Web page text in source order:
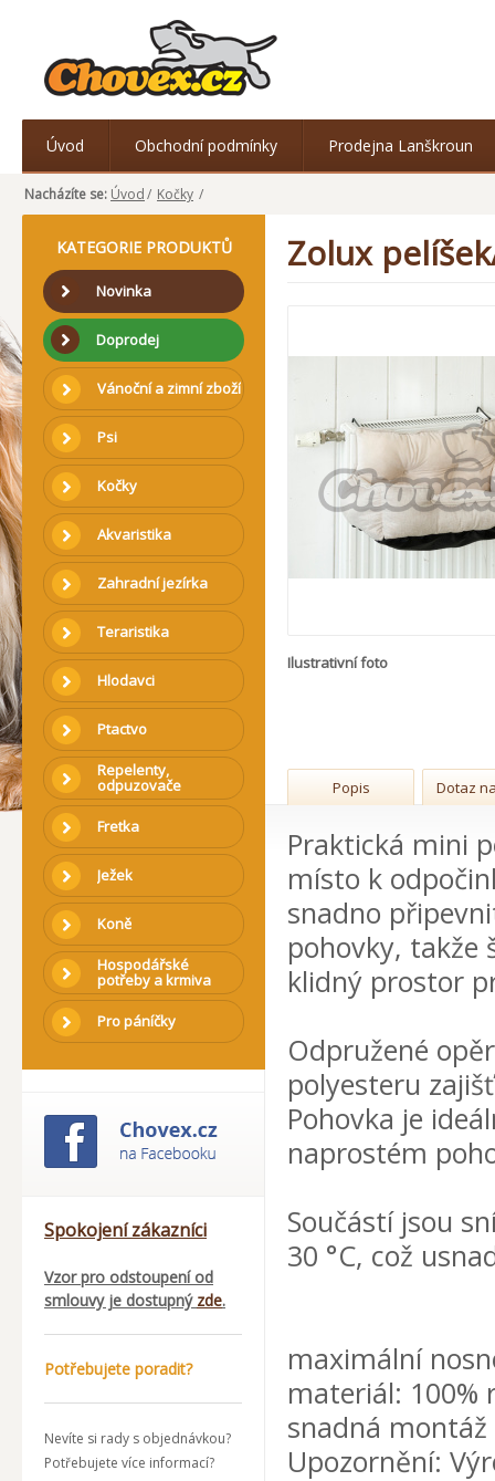
Úvod Obchodní podmínky Prodejna Lanškroun
Nacházíte se: Úvod/ Kočky /
KATEGORIE PRODUKTŮ
Novinka
Doprodej
Vánoční a zimní zboží
Psi
Kočky
Akvaristika
Zahradní jezírka
Teraristika
Hlodavci
Ptactvo
Repelenty,
odpuzovače
Fretka
Ježek
Koně
Hospodářské
potřeby a krmiva
Pro páníčky
Spokojení zákazníci
Vzor pro odstoupení od
smlouvy je dostupný zde.
Potřebujete poradit?
Nevíte si rady s objednávkou?
Potřebujete více informací?
Zolux
Ilustrativní foto
Popis Dotaz
Praktická mini
místo k
snadno
pohovky, takže
klidný prostor
Odpružené
polyesteru
Pohovka je
naprostém
Součástí jsou
30 °C, což
maximální
materiál: 100%
snadná
Upozornění: